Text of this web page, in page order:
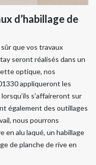
d’habillage de
que vos travaux
seront réalisés dans un
optique, nos
appliqueront les
s’affaireront sur
également des outillages
nous pourrons
en alu laqué, un habillage
de planche de rive en